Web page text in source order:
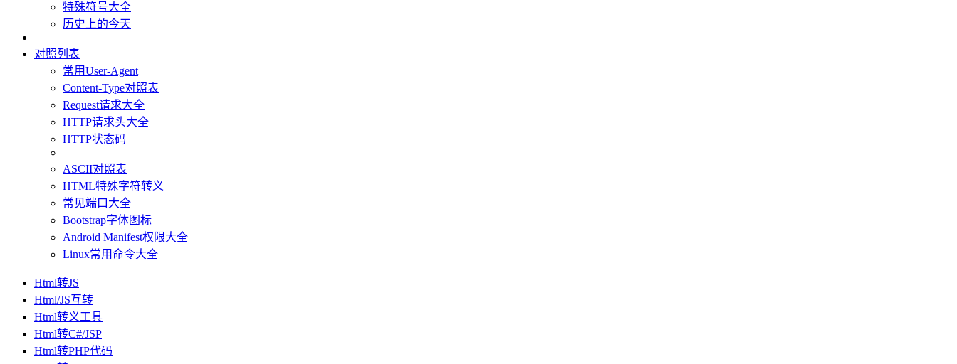
特殊符号大全
历史上的今天
对照列表
常用User-Agent
Content-Type对照表
Request请求大全
HTTP请求头大全
HTTP状态码
ASCII对照表
HTML特殊字符转义
常见端口大全
Bootstrap字体图标
Android Manifest权限大全
Linux常用命令大全
Html转JS
Html/JS互转
Html转义工具
Html转C#/JSP
Html转PHP代码